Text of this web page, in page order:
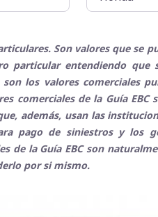
Son valores que se
particular entendiendo que
los valores comerciales
comerciales de la Guía EBC
además, usan las
pago de siniestros y los
de la Guía EBC son
por si mismo.